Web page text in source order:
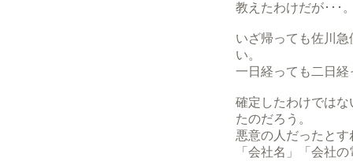
教えたわけだが･･･
いざ帰っても佐川
い。
一日経っても二日
確定したわけでは
たのだろう。
悪意の人だったと
「会社名」「会社